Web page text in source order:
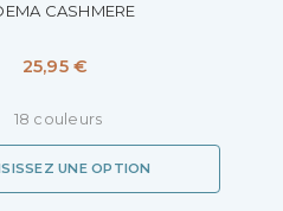
CASHMERE
25,95 €
18 couleurs
UNE OPTION